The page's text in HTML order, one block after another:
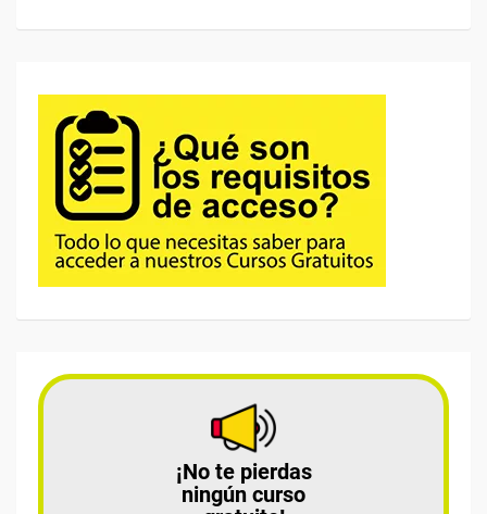
¡No te pierdas
ningún curso